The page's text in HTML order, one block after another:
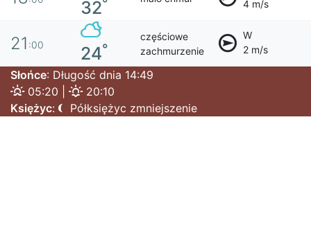
32
4 m/s
21 :00 24°
częściowe
zachmurzenie
W
2 m/s
Słońce: Długość dnia 14:49
05:20 |
20:10
Księżyc: Półksiężyc zmniejszenie